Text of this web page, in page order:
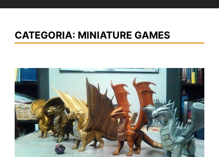
CATEGORIA: MINIATURE GAMES